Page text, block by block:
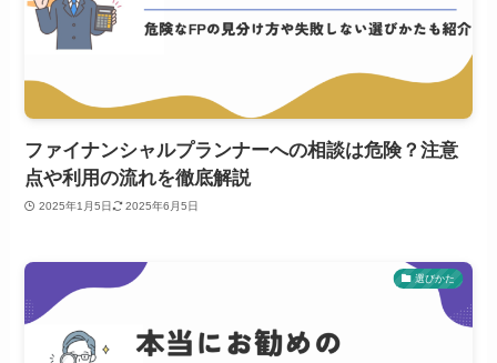
ファイナンシャルプランナーへの相談は危険？注意
点や利用の流れを徹底解説
2025年1月5日 2025年6月5日
選びかた